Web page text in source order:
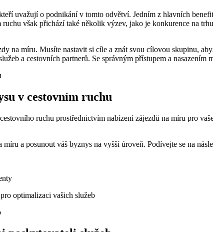
uvažují o podnikání v tomto odvětví. Jedním z hlavních
však přichází také několik výzev, jako je konkurence na
na míru. Musíte nastavit si cíle a znát svou cílovou skupinu,
a cestovních partnerů. Se správným přístupem a nasazením
v cestovním ruchu
ruchu prostřednictvím nabízení zájezdů na míru pro
a posunout váš byznys na vyšší úroveň. Podívejte se na
optimalizaci vašich služeb